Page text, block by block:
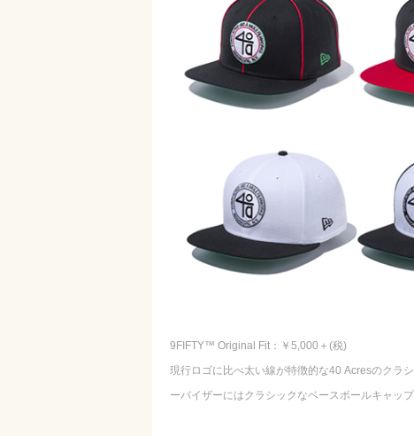
9FIFTY™ Original Fit：￥5,000＋(税)
現行ロゴに比べ太い線が特徴的な40 Acresのクラ
ーバイザーにはクラシックなベースボールキャッ